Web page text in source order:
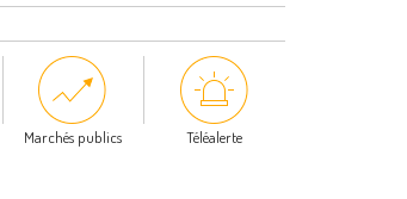
Marchés publics Téléalerte